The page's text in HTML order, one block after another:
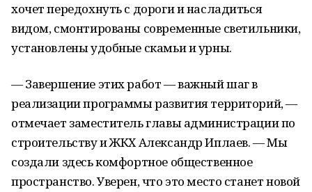
хочет передохнуть с дороги и насладиться
видом, смонтированы современные светильники,
установлены удобные скамьи и урны.
— Завершение этих работ — важный шаг в
реализации программы развития территорий, —
отмечает заместитель главы администрации по
строительству и ЖКХ Александр Иплаев. — Мы
создали здесь комфортное общественное
пространство. Уверен, что это место станет новой